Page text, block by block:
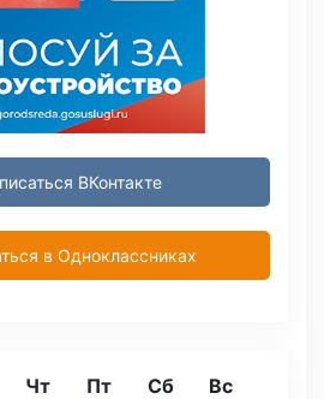
ВКонтакте
в Одноклассниках
Чт Пт Сб Вс